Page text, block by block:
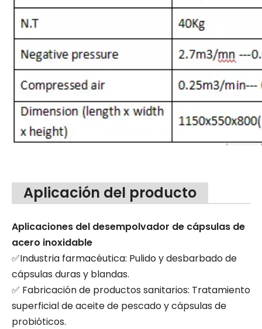
Aplicación del producto
Aplicaciones del desempolvador de cápsulas de
acero inoxidable
✅Industria farmacéutica: Pulido y desbarbado de
cápsulas duras y blandas.
✅ Fabricación de productos sanitarios: Tratamiento
superficial de aceite de pescado y cápsulas de
probióticos.